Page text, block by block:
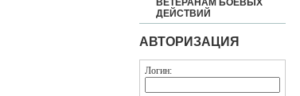
ВЕТЕРАНАМ БОЕВЫХ
ДЕЙСТВИЙ
АВТОРИЗАЦИЯ
Логин: